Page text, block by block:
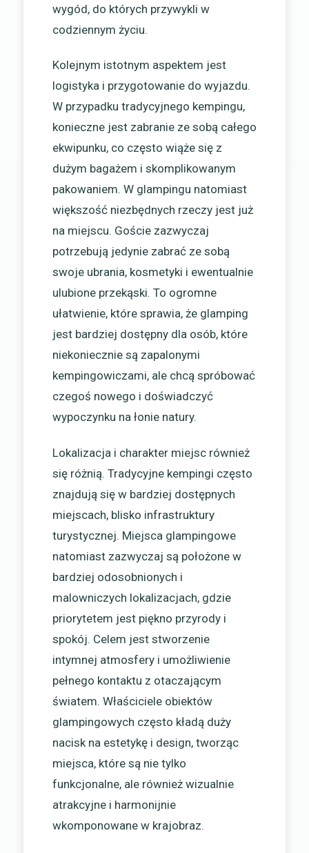
wygód, do których przywykli w
codziennym życiu.
Kolejnym istotnym aspektem jest
logistyka i przygotowanie do wyjazdu.
W przypadku tradycyjnego kempingu,
konieczne jest zabranie ze sobą całego
ekwipunku, co często wiąże się z
dużym bagażem i skomplikowanym
pakowaniem. W glampingu natomiast
większość niezbędnych rzeczy jest już
na miejscu. Goście zazwyczaj
potrzebują jedynie zabrać ze sobą
swoje ubrania, kosmetyki i ewentualnie
ulubione przekąski. To ogromne
ułatwienie, które sprawia, że glamping
jest bardziej dostępny dla osób, które
niekoniecznie są zapalonymi
kempingowiczami, ale chcą spróbować
czegoś nowego i doświadczyć
wypoczynku na łonie natury.
Lokalizacja i charakter miejsc również
się różnią. Tradycyjne kempingi często
znajdują się w bardziej dostępnych
miejscach, blisko infrastruktury
turystycznej. Miejsca glampingowe
natomiast zazwyczaj są położone w
bardziej odosobnionych i
malowniczych lokalizacjach, gdzie
priorytetem jest piękno przyrody i
spokój. Celem jest stworzenie
intymnej atmosfery i umożliwienie
pełnego kontaktu z otaczającym
światem. Właściciele obiektów
glampingowych często kładą duży
nacisk na estetykę i design, tworząc
miejsca, które są nie tylko
funkcjonalne, ale również wizualnie
atrakcyjne i harmonijnie
wkomponowane w krajobraz.